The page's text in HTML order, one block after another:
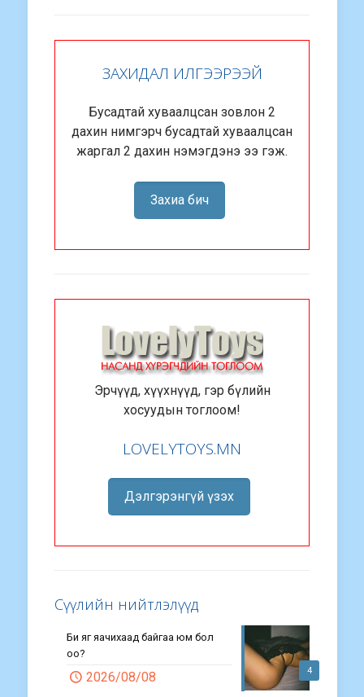
ЗАХИДАЛ ИЛГЭЭРЭЭЙ
Бусадтай хуваалцсан зовлон 2
дахин нимгэрч бусадтай хуваалцсан
жаргал 2 дахин нэмэгдэнэ ээ гэж.
Захиа бич
Эрчүүд, хүүхнүүд, гэр бүлийн
хосуудын тоглоом!
LOVELYTOYS.MN
Дэлгэрэнгүй үзэх
Сүүлийн нийтлэлүүд
4
Би яг яачихаад байгаа юм бол
оо?
2026/08/08